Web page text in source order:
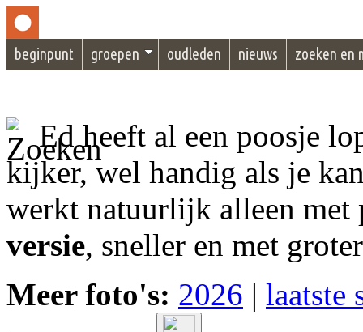
beginpunt groepen oudleden nieuws zoeken en
Ed heeft al een poosje
kijker, wel handig als je
werkt natuurlijk alleen
versie, sneller en met
Meer foto's: 2026 | laatste